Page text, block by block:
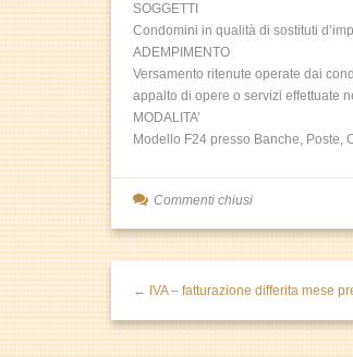
SOGGETTI
Condomini in qualità di sostituti
ADEMPIMENTO
Versamento ritenute operate dai
appalto di opere o servizi effettuate
MODALITA’
Modello F24 presso Banche, Poste,
Commenti chiusi
← IVA – fatturazione differita mese